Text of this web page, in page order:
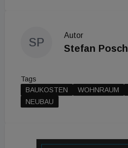
SP
Autor
Stefan Posch
Tags
BAUKOSTEN
WOHNRAUM
NEUBAU